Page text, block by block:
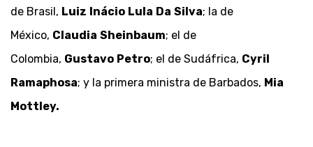
de Brasil, Luiz Inácio Lula Da Silva; la de
México, Claudia Sheinbaum; el de
Colombia, Gustavo Petro; el de Sudáfrica, Cyril
Ramaphosa; y la primera ministra de Barbados, Mia
Mottley.